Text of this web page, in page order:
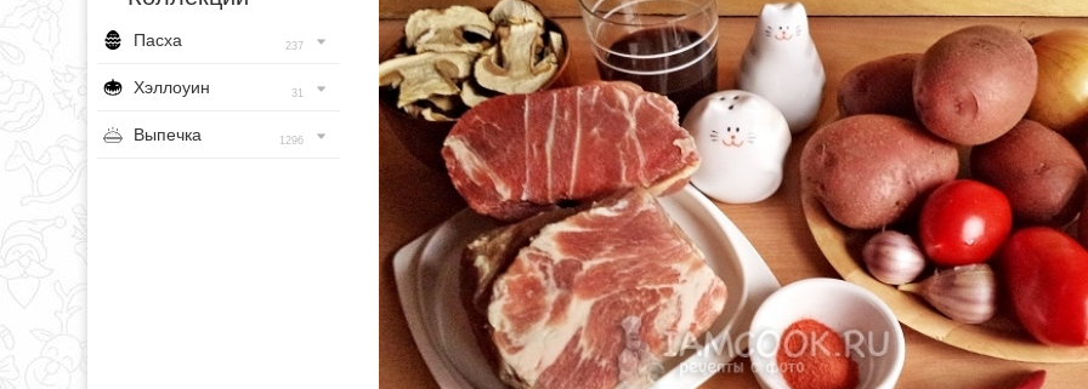
Пасха 237
Хэллоуин 31
Выпечка 1296